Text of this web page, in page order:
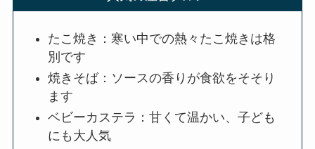
たこ焼き：寒い中での熱々たこ焼きは格
別です
焼きそば：ソースの香りが食欲をそそり
ます
ベビーカステラ：甘くて温かい、子ども
にも大人気